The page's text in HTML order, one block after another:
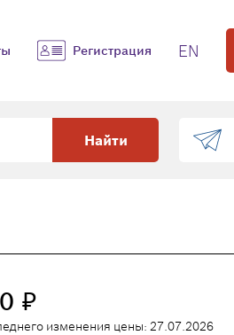
Регистрация EN
Найти
₽
изменения цены: 27.07.2026